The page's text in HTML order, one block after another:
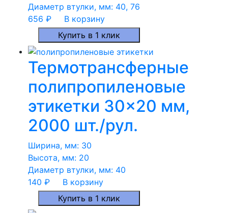
Диаметр втулки, мм: 40, 76
656 ₽
В корзину
Купить в 1 клик
Термотрансферные
полипропиленовые
этикетки 30×20 мм,
2000 шт./рул.
Ширина, мм: 30
Высота, мм: 20
Диаметр втулки, мм: 40
140 ₽
В корзину
Купить в 1 клик